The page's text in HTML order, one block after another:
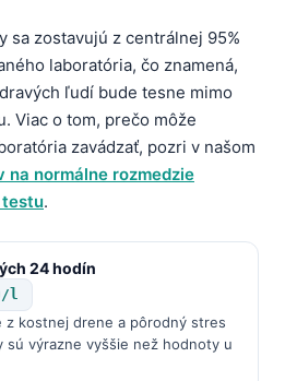
sa zostavujú z centrálnej 95%
laboratória, čo znamená,
ľudí bude tesne mimo
Viac o tom, prečo môže
zavádzať, pozri v našom
na normálne rozmedzie
.
24 hodín
l
z kostnej drene a pôrodný stres
sú výrazne vyššie než hodnoty u